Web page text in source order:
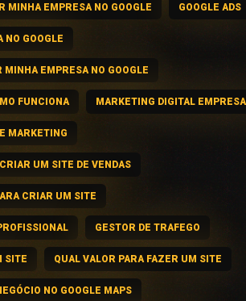
MINHA EMPRESA NO GOOGLE GOOGLE ADS
NO GOOGLE
MINHA EMPRESA NO GOOGLE
FUNCIONA MARKETING DIGITAL
MARKETING
UM SITE DE VENDAS
CRIAR UM SITE
GESTOR DE TRAFEGO
SITE QUAL VALOR PARA FAZER UM SITE
NO GOOGLE MAPS